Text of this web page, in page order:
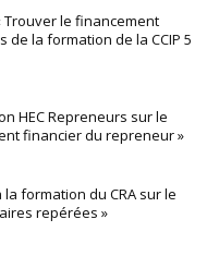
Trouver le financement
de la formation de la CCIP 5
HEC Repreneurs sur le
financier du repreneur »
formation du CRA sur le
repérées »